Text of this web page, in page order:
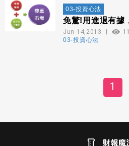
03-投資心法
免驚!用進退有據
Jun 14,2013
03-投資心法
1